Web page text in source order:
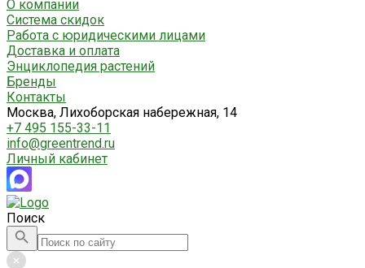
О компании
Система скидок
Работа с юридическими лицами
Доставка и оплата
Энциклопедия растений
Бренды
Контакты
Москва, Лихоборская набережная, 14
+7 495 155-33-11
info@greentrend.ru
Личный кабинет
Поиск